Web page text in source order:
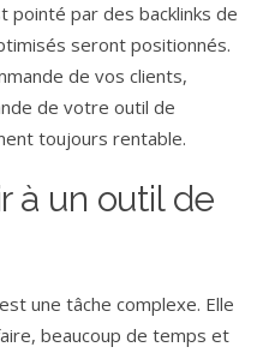
pointé par des backlinks de
seront positionnés.
de vos clients,
de votre outil de
toujours rentable.
à un outil de
une tâche complexe. Elle
beaucoup de temps et